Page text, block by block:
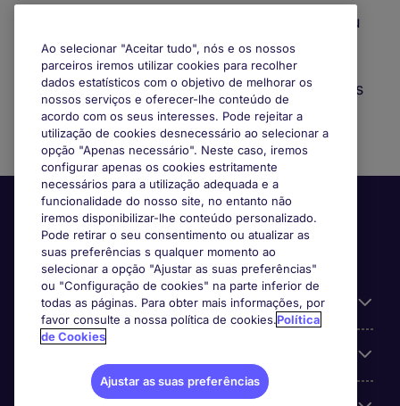
Quer trabalhar com flexibilidade ou
procura um projeto a curto ou
médio prazo? A Michael Page
oferece oportunidades em diversos
setores.
Informação Útil
Ao selecionar "Aceitar tudo", nós e os nossos
parceiros iremos utilizar cookies para recolher
dados estatísticos com o objetivo de melhorar os
nossos serviços e oferecer-lhe conteúdo de
acordo com os seus interesses. Pode rejeitar a
utilização de cookies desnecessário ao selecionar a
opção "Apenas necessário". Neste caso, iremos
configurar apenas os cookies estritamente
necessários para a utilização adequada e a
funcionalidade do nosso site, no entanto não
iremos disponibilizar-lhe conteúdo personalizado.
Pode retirar o seu consentimento ou atualizar as
suas preferências s qualquer momento ao
selecionar a opção "Ajustar as suas preferências"
ou "Configuração de cookies" na parte inferior de
todas as páginas. Para obter mais informações, por
favor consulte a nossa política de cookies.Política
de Cookies
Ajustar as suas preferências